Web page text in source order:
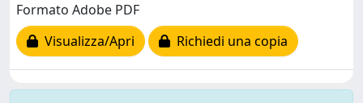
Formato Adobe PDF
Visualizza/Apri
Richiedi una copia